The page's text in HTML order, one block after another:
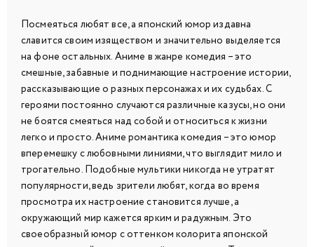
Посмеяться любят все, а японский юмор издавна
славится своим изяществом и значительно выделяется
на фоне остальных. Аниме в жанре комедия – это
смешные, забавные и поднимающие настроение истории,
рассказывающие о разных персонажах и их судьбах. С
героями постоянно случаются различные казусы, но они
не боятся смеяться над собой и относиться к жизни
легко и просто. Аниме романтика комедия – это юмор
вперемешку с любовными линиями, что выглядит мило и
трогательно. Подобные мультики никогда не утратят
популярности, ведь зрители любят, когда во время
просмотра их настроение становится лучше, а
окружающий мир кажется ярким и радужным. Это
своеобразный юмор с оттенком колорита японской